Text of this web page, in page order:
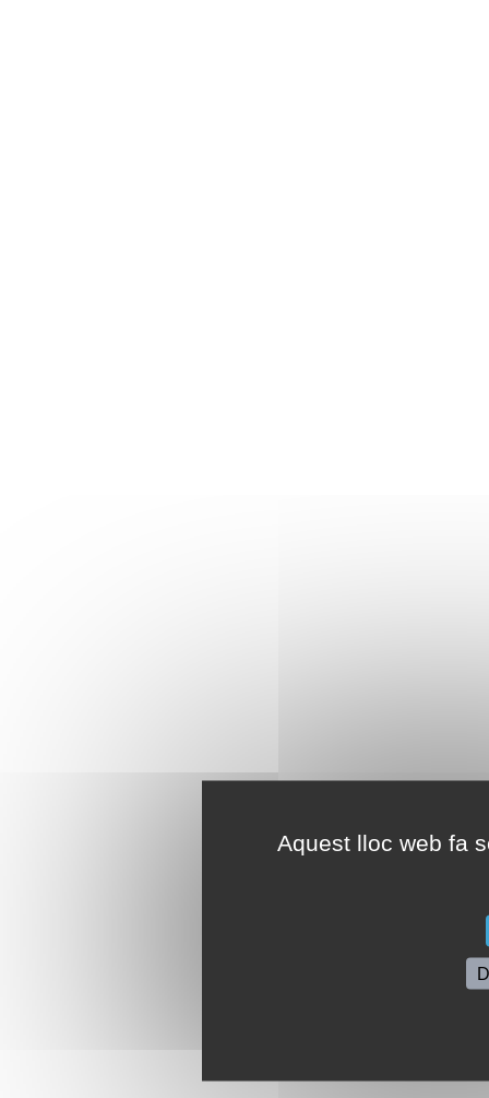
Aquest lloc web fa